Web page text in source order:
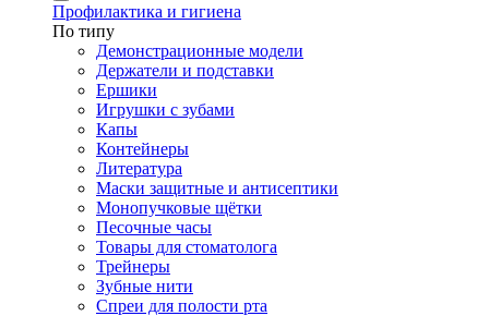
Профилактика и гигиена
По типу
Демонстрационные модели
Держатели и подставки
Ершики
Игрушки с зубами
Капы
Контейнеры
Литература
Маски защитные и антисептики
Монопучковые щётки
Песочные часы
Товары для стоматолога
Трейнеры
Зубные нити
Спреи для полости рта